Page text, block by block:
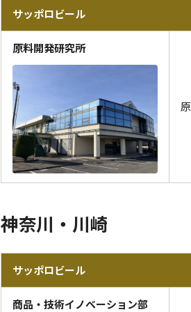
サッポロビール
原料開発研究所
神奈川・川崎
サッポロビール
商品・技術イノベーション部